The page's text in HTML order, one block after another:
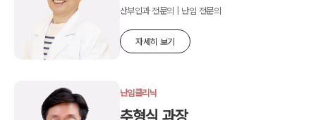
산부인과 전문의 | 난임 전문의
자세히 보기
난임클리닉
추형식 과장